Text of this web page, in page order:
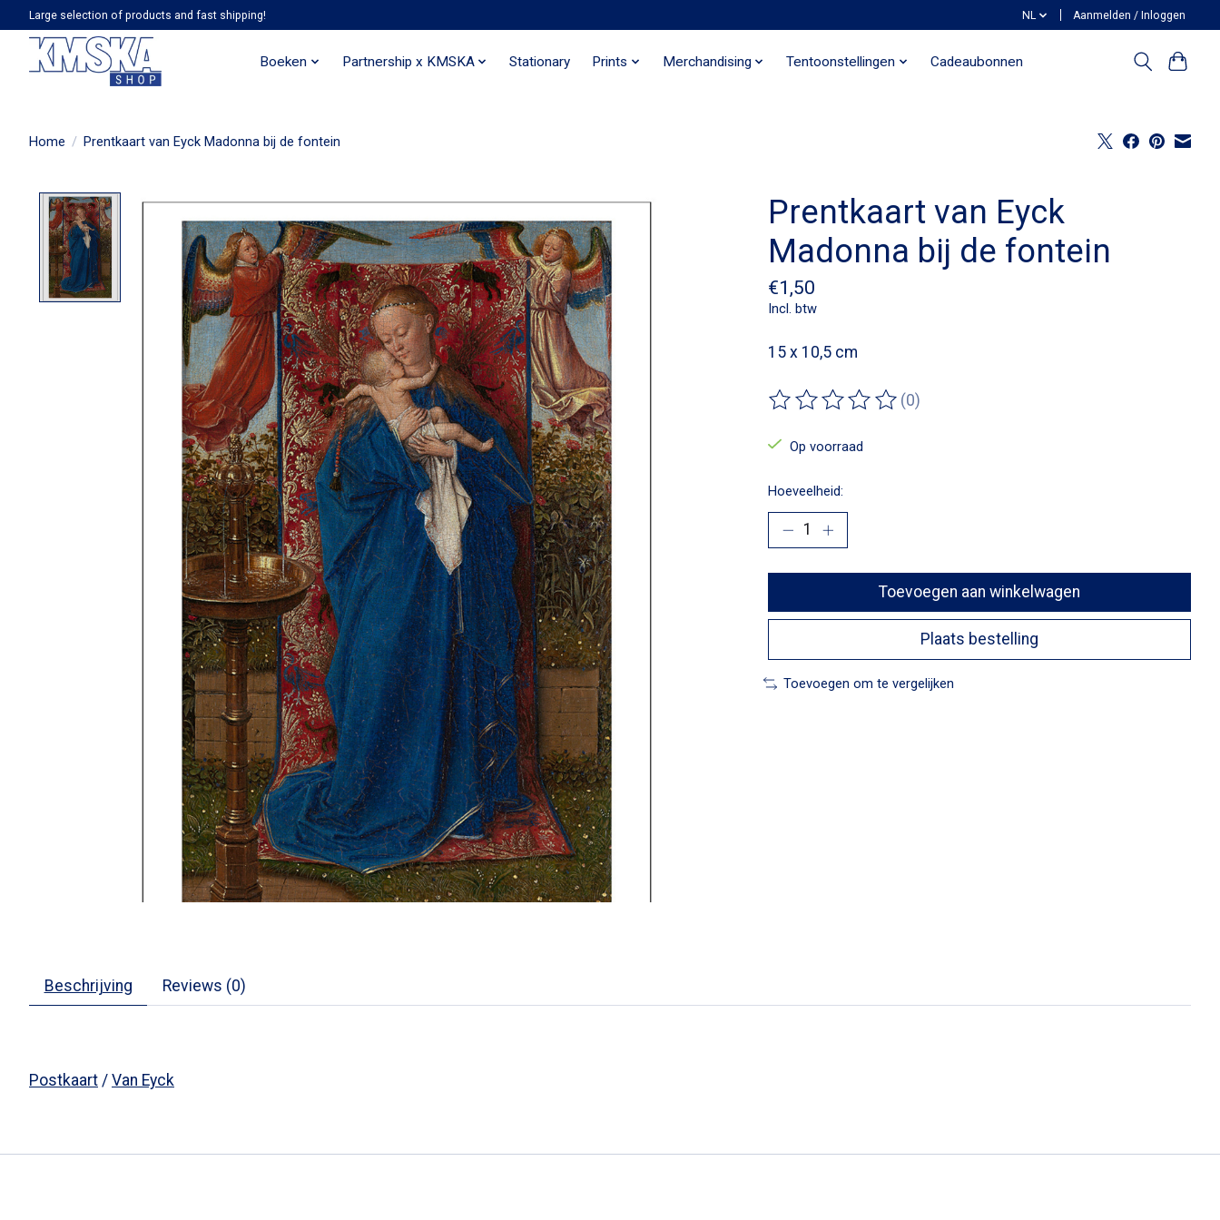
Large selection of products and fast shipping! NL Aanmelden / Inloggen
Boeken Partnership x KMSKA Stationary Prints Merchandising Tentoonstellingen Cadeaubonnen
Home / Prentkaart van Eyck Madonna bij de fontein
Product image slideshow Items
Prentkaart van Eyck
Madonna bij de fontein
€1,50
Incl. btw
15 x 10,5 cm
De beoordeling van dit product is
(0)
Op voorraad
Hoeveelheid:
Toevoegen aan winkelwagen
Plaats bestelling
Toevoegen om te vergelijken
Beschrijving Reviews (0)
Postkaart / Van Eyck